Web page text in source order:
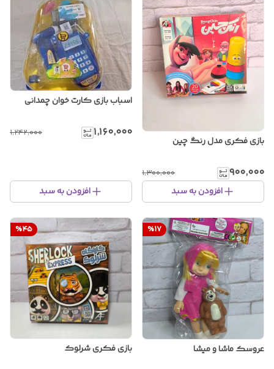
بازی فکری مدل رنگ چین
۹۰۰٬۰۰۰ ۱٬۳۰۰٬۰۰۰
افزودن به سبد
اسباب بازی کارت خوان چمدانی
۱٬۱۶۰٬۰۰۰ ۱٬۲۴۲٬۰۰۰
افزودن به سبد
%17
عروسک ماشا و میشا
%45
بازی فکری شرلوک